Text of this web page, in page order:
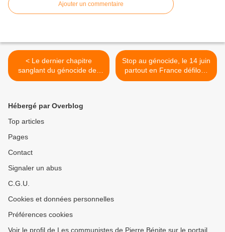
Ajouter un commentaire
< Le dernier chapitre
sanglant du génocide des
Palestiniens de Gaza. Par
Stop au génocide, le 14 juin
partout en France défilons
par milliers ! >
Hébergé par Overblog
Top articles
Pages
Contact
Signaler un abus
C.G.U.
Cookies et données personnelles
Préférences cookies
Voir le profil de Les communistes de Pierre Bénite sur le portail